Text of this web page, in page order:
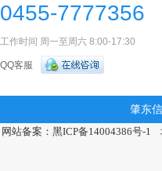
0455-7777356
工作时间 周一至周六 8:00-17:30
QQ客服
肇东
网站备案：黑ICP备14004386号-1